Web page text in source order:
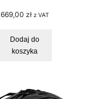
669,00 zł z VAT
Dodaj do
koszyka